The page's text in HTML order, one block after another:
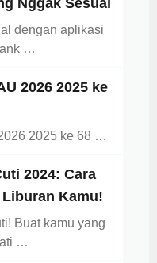
dengan aplikasi
…
2026 2025 ke
2025 ke 68 …
2024: Cara
Kamu!
Buat kamu yang
…